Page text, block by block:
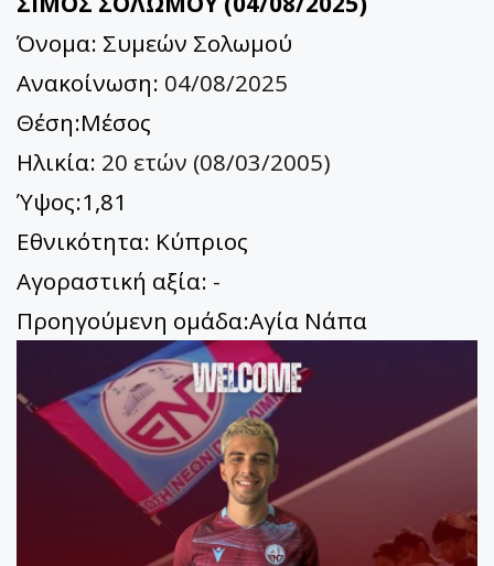
Όνομα: Συμεών Σολωμού
Ανακοίνωση: 04/08/2025
Θέση:Μέσος
Ηλικία: 20 ετών (08/03/2005)
Ύψος:1,81
Εθνικότητα: Κύπριος
Αγοραστική αξία: -
Προηγούμενη ομάδα:Αγία Νάπα